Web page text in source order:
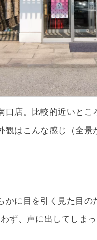
口店。比較的近いと
観はこんな感じ（全
かに目を引く見た目の
わず、声に出してしま